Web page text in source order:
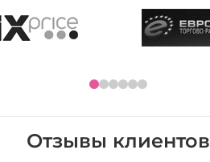
Отзывы клиентов